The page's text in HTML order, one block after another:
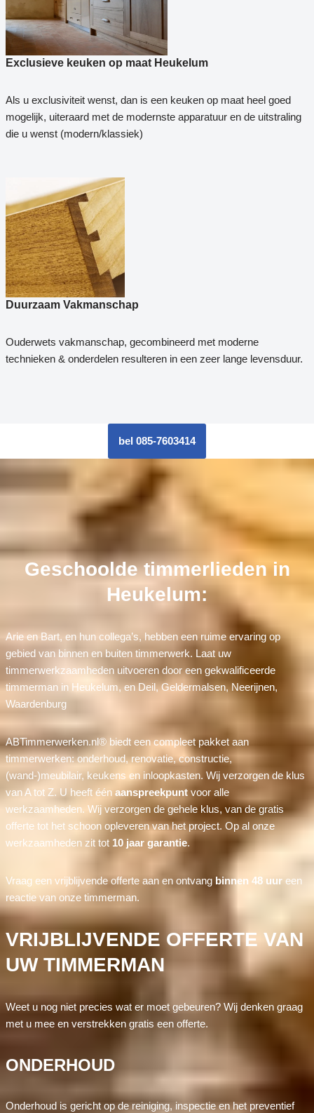
Exclusieve keuken op maat Heukelum
Als u exclusiviteit wenst, dan is een keuken op maat heel goed
mogelijk, uiteraard met de modernste apparatuur en de uitstraling
die u wenst (modern/klassiek)
Duurzaam Vakmanschap
Ouderwets vakmanschap, gecombineerd met moderne
technieken & onderdelen resulteren in een zeer lange levensduur.
bel 085-7603414
Geschoolde timmerlieden in
Heukelum:
Arie en Bart, en hun collega’s, hebben een ruime ervaring op
gebied van binnen en buiten timmerwerk. Laat uw
timmerwerkzaamheden uitvoeren door een gekwalificeerde
timmerman in Heukelum, en Deil, Geldermalsen, Neerijnen,
Waardenburg
ABTimmerwerken.nl® biedt een compleet pakket aan
timmerwerken: onderhoud, renovatie, constructie,
(wand-)meubilair, keukens en inloopkasten. Wij verzorgen de klus
van A tot Z. U heeft één aanspreekpuntvoor alle
werkzaamheden. Wij verzorgen de gehele klus, van de gratis
offerte tot het schoon opleveren van het project. Op al onze
werkzaamheden zit tot 10 jaar garantie.
Vraag een vrijblijvende offerte aan en ontvang binnen 48 uureen
reactie van onze timmerman.
VRIJBLIJVENDE OFFERTE VAN
UW TIMMERMAN
Weet u nog niet precies wat er moet gebeuren? Wij denken graag
met u mee en verstrekken gratis een offerte.
ONDERHOUD
Onderhoud is gericht op de reiniging, inspectie en het preventief